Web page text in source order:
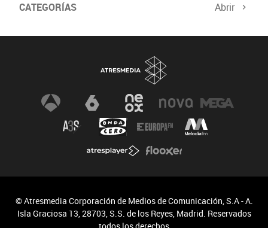
CATEGORÍAS Abrir
© Atresmedia Corporación de Medios de Comunicación, S.A - A.
Isla Graciosa 13, 28703, S.S. de los Reyes, Madrid. Reservados